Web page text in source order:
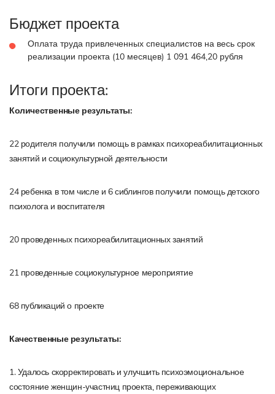
Бюджет проекта
Оплата труда привлеченных специалистов на весь срок
реализации проекта (10 месяцев) 1 091 464,20 рубля
Итоги проекта:
Количественные результаты:
22 родителя получили помощь в рамках психореабилитационных
занятий и социокультурной деятельности
24 ребенка в том числе и 6 сиблингов получили помощь детского
психолога и воспитателя
20 проведенных психореабилитационных занятий
21 проведенные социокультурное мероприятие
68 публикаций о проекте
Качественные результаты:
1. Удалось скорректировать и улучшить психоэмоциональное
состояние женщин-участниц проекта, переживающих